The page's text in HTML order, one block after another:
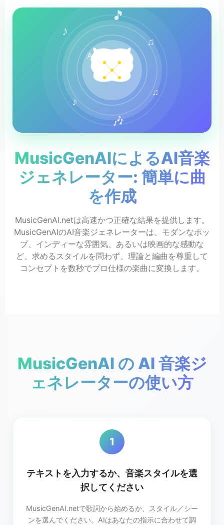
♪
♫
♪
♫
🎵
🎶
AI
MusicGenAIによるAI音楽
ジェネレーター: 簡単に曲
を作成
MusicGenAI.netは高速かつ正確な結果を提供します。
MusicGenAIのAI音楽ジェネレーターは、モダンなポッ
プ、インディーな雰囲気、あるいは映画的な感動な
ど、求めるスタイルを問わず、理論と編曲を尊重して
コンセプトを数秒でプロ仕様の楽曲に変換します。
MusicGenAI の AI 音楽ジ
ェネレーターの使い方
1
テキストを入力するか、音楽スタイルを選
択してください
MusicGenAI.netで歌詞から始めるか、スタイル／シー
ンを選んでください。AIはあなたの指示に合わせて調